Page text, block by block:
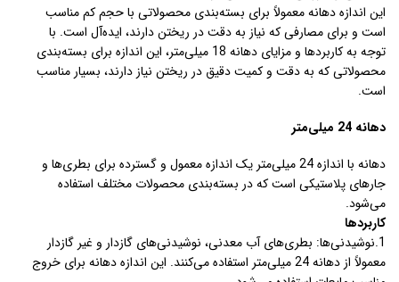
این اندازه دهانه معمولاً برای بسته‌بندی محصولاتی با حجم کم مناسب
است و برای مصارفی که نیاز به دقت در ریختن دارند، ایده‌آل است. با
توجه به کاربردها و مزایای دهانه 18 میلی‌متر، این اندازه برای بسته‌بندی
محصولاتی که به دقت و کمیت دقیق در ریختن نیاز دارند، بسیار مناسب
است.
دهانه 24 میلی‌متر
دهانه با اندازه 24 میلی‌متر یک اندازه معمول و گسترده برای بطری‌ها و
جارهای پلاستیکی است که در بسته‌بندی محصولات مختلف استفاده
می‌شود.
کاربردها
1.نوشیدنی‌ها: بطری‌های آب معدنی، نوشیدنی‌های گازدار و غیر گازدار
معمولاً از دهانه 24 میلی‌متر استفاده می‌کنند. این اندازه دهانه برای خروج